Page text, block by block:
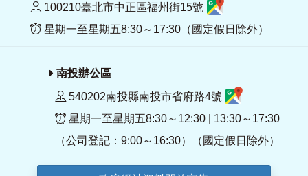
100210臺北市中正區福州街15號
星期一至星期五8:30～17:30（國定假日除外）
南投辦公區
540202南投縣南投市省府路4號
星期一至星期五8:30～12:30 | 13:30～17:30
（公司登記：9:00～16:30）（國定假日除外）